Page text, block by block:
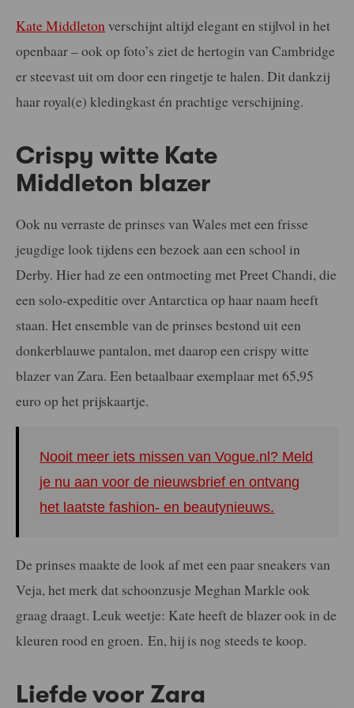
Kate Middleton verschijnt altijd elegant en stijlvol in het
openbaar – ook op foto’s ziet de hertogin van Cambridge
er steevast uit om door een ringetje te halen. Dit dankzij
haar royal(e) kledingkast én prachtige verschijning.
Crispy witte Kate
Middleton blazer
Ook nu verraste de prinses van Wales met een frisse
jeugdige look tijdens een bezoek aan een school in
Derby. Hier had ze een ontmoeting met Preet Chandi, die
een solo-expeditie over Antarctica op haar naam heeft
staan. Het ensemble van de prinses bestond uit een
donkerblauwe pantalon, met daarop een crispy witte
blazer van Zara. Een betaalbaar exemplaar met 65,95
euro op het prijskaartje.
Nooit meer iets missen van Vogue.nl? Meld
je nu aan voor de nieuwsbrief en ontvang
het laatste fashion- en beautynieuws.
De prinses maakte de look af met een paar sneakers van
Veja, het merk dat schoonzusje Meghan Markle ook
graag draagt. Leuk weetje: Kate heeft de blazer ook in de
kleuren rood en groen. En, hij is nog steeds te koop.
Liefde voor Zara